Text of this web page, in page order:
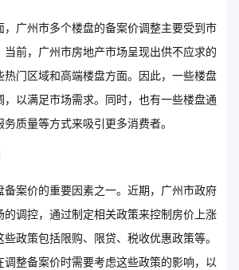
，广州市多个楼盘的备案价调整主要受到市
前，广州市房地产市场呈现出供不应求的
热门区域和高端楼盘方面。因此，一些楼盘
，以满足市场需求。同时，也有一些楼盘通
质量等方式来吸引更多消费者。
备案价的重要因素之一。近期，广州市政府
的调控，通过制定相关政策来控制房价上涨
政策包括限购、限贷、税收优惠政策等。
调整备案价时需要考虑这些政策的影响，以